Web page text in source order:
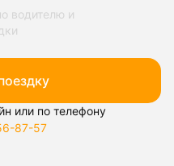
водителю и
или по телефону
87-57